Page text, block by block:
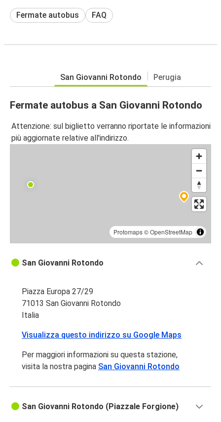
Fermate autobus FAQ
San Giovanni Rotondo Perugia
Fermate autobus a San Giovanni Rotondo
Attenzione: sul biglietto verranno riportate le informazioni
più aggiornate relative all'indirizzo.
Protomaps©OpenStreetMap
San Giovanni Rotondo
Piazza Europa 27/29
71013 San Giovanni Rotondo
Italia
Visualizza questo indirizzo su Google Maps
Per maggiori informazioni su questa stazione,
visita la nostra pagina San Giovanni Rotondo
San Giovanni Rotondo (Piazzale Forgione)